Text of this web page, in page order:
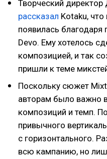
Творческий
рассказал Kotaku,
появилась благодаря
Devo. Ему хотелось
композицией, и так
пришли к теме
Поскольку сюжет
авторам было важно
композиций и темп.
привычного
с горизонтального.
всю кампанию, но